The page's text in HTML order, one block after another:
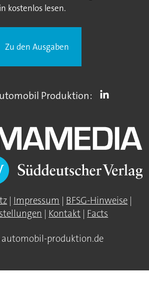
kostenlos lesen.
Zu den Ausgaben
Produktion:
| Impressum | BFSG-Hinweise |
| Kontakt | Facts
produktion.de